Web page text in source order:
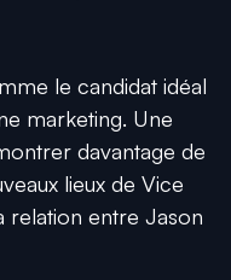
le candidat idéal
marketing. Une
davantage de
lieux de Vice
entre Jason